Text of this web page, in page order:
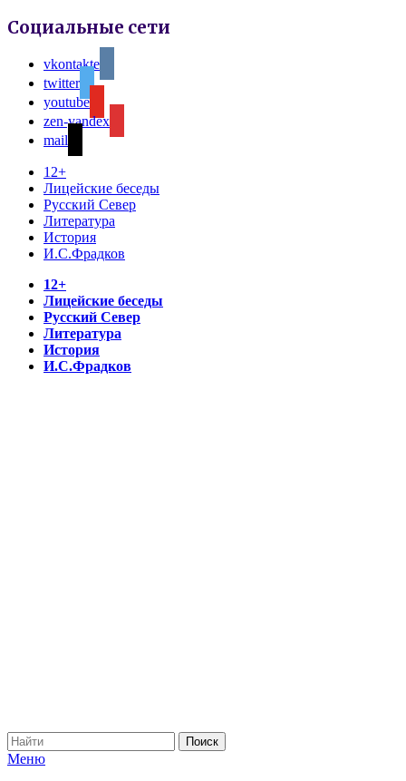
Социальные сети
vkontakte
twitter
youtube
zen-yandex
mail
12+
Лицейские беседы
Русский Север
Литература
История
И.С.Фрадков
12+
Лицейские беседы
Русский Север
Литература
История
И.С.Фрадков
Меню